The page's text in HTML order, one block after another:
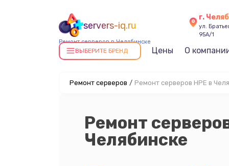
servers-iq.ru
Ремонт серверов в Челябинске
г.
ул.
95А/1
ВЫБЕРИТЕ БРЕНД Цены О
Ремонт серверов / Ремонт серверов HPE в
Ремонт
Челябинске